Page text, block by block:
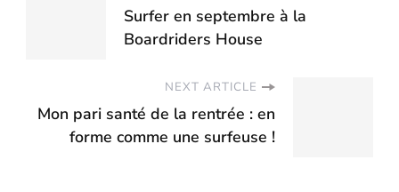
Surfer en septembre à la
Boardriders House
NEXT ARTICLE
Mon pari santé de la rentrée : en
forme comme une surfeuse !